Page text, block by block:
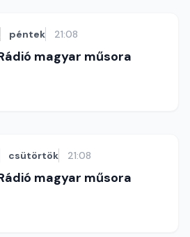
péntek 21:08
magyar műsora
csütörtök 21:08
magyar műsora